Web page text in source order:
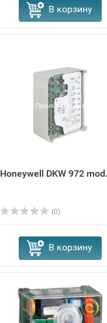
В корзину
Honeywell DKW 972
(0)
В корзину